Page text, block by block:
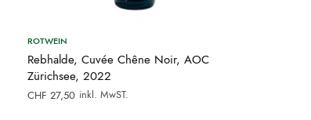
ROTWEIN
Rebhalde, Cuvée Chêne Noir, AOC
Zürichsee, 2022
CHF 27,50 inkl. MwST.